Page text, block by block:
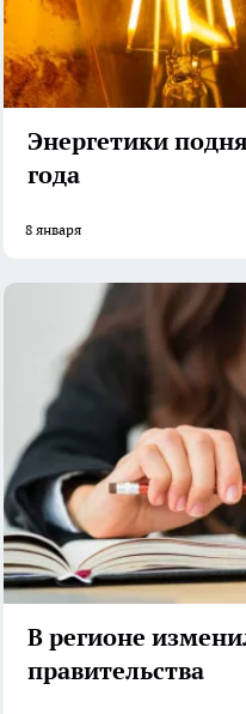
Энергетики
года
8 января
В регионе
правительства